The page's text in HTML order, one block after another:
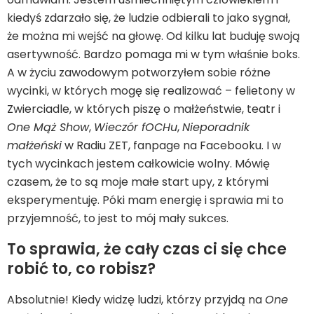
kiedyś zdarzało się, że ludzie odbierali to jako sygnał,
że można mi wejść na głowę. Od kilku lat buduję swoją
asertywność. Bardzo pomaga mi w tym właśnie boks.
A w życiu zawodowym potworzyłem sobie różne
wycinki, w których mogę się realizować – felietony w
Zwierciadle, w których piszę o małżeństwie, teatr i
One Mąż Show, Wieczór fOCHu,Nieporadnik
małżeńskiw Radiu ZET, fanpage na Facebooku. I w
tych wycinkach jestem całkowicie wolny. Mówię
czasem, że to są moje małe start upy, z którymi
eksperymentuję. Póki mam energię i sprawia mi to
przyjemność, to jest to mój mały sukces.
To sprawia, że cały czas ci się chce
robić to, co robisz?
Absolutnie! Kiedy widzę ludzi, którzy przyjdą naOne